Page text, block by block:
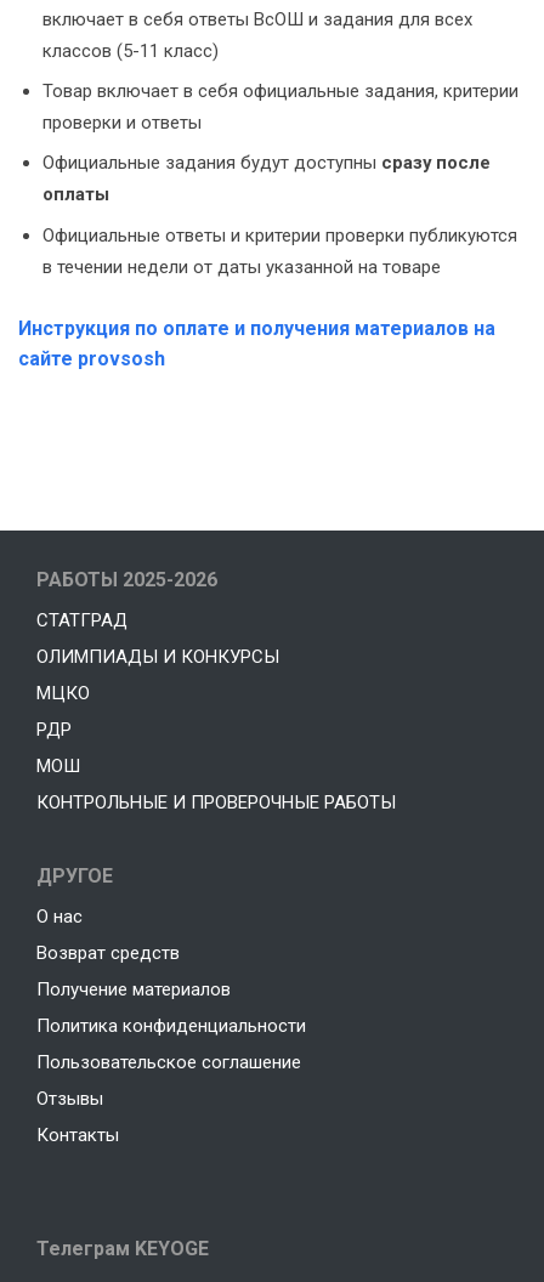
включает в себя ответы ВсОШ и задания для всех
классов (5-11 класс)
Товар включает в себя официальные задания, критерии
проверки и ответы
Официальные задания будут доступны сразу после
оплаты
Официальные ответы и критерии проверки публикуются
в течении недели от даты указанной на товаре
Инструкция по оплате и получения материалов на
сайте provsosh
РАБОТЫ 2025-2026
СТАТГРАД
ОЛИМПИАДЫ И КОНКУРСЫ
МЦКО
РДР
МОШ
КОНТРОЛЬНЫЕ И ПРОВЕРОЧНЫЕ РАБОТЫ
ДРУГОЕ
О нас
Возврат средств
Получение материалов
Политика конфиденциальности
Пользовательское соглашение
Отзывы
Контакты
Телеграм KEYOGE